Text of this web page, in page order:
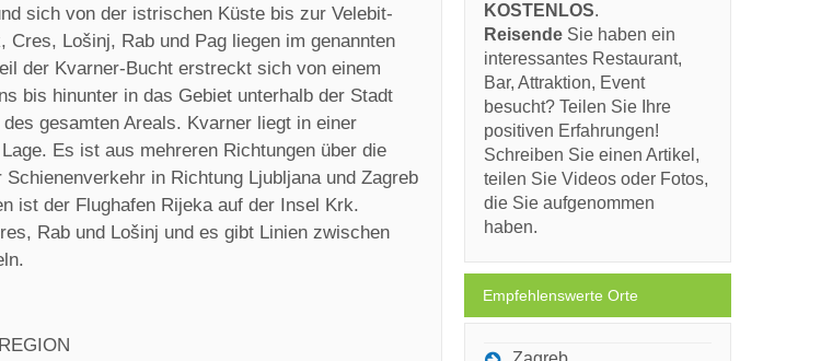
sich von der istrischen Küste bis zur Velebit-
Lošinj, Rab und Pag liegen im genannten
der Kvarner-Bucht erstreckt sich von einem
bis hinunter in das Gebiet unterhalb der Stadt
gesamten Areals. Kvarner liegt in einer
Es ist aus mehreren Richtungen über die
in Richtung Ljubljana und Zagreb
ist der Flughafen Rijeka auf der Insel Krk.
Rab und Lošinj und es gibt Linien zwischen
KOSTENLOS.
Reisende Sie haben ein
interessantes Restaurant,
Bar, Attraktion, Event
besucht? Teilen Sie Ihre
positiven Erfahrungen!
Schreiben Sie einen Artikel,
teilen Sie Videos oder Fotos,
die Sie aufgenommen
haben.
Empfehlenswerte Orte